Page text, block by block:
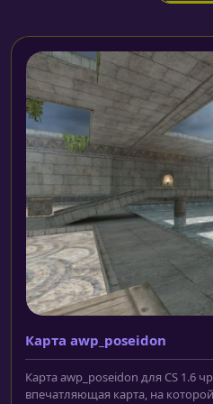
Карта awp_poseidon
Карта awp_poseidon для CS 1.6
впечатляющая карта, на